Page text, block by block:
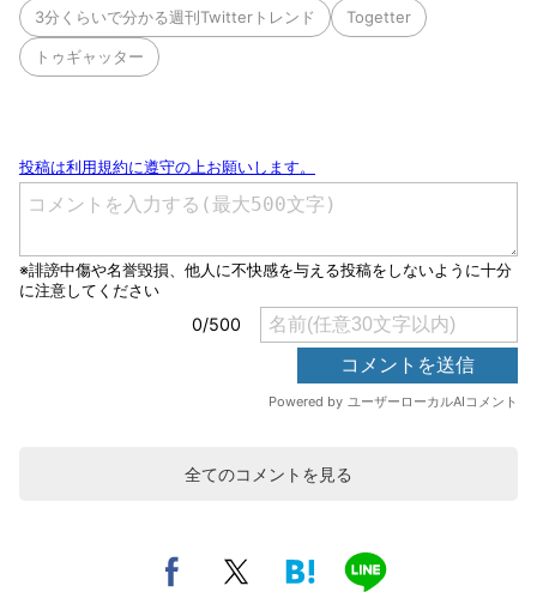
3分くらいで分かる週刊Twitterトレンド Togetter
トゥギャッター
全てのコメントを見る